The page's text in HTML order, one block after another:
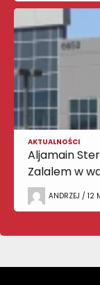
AKTUALNOŚCI
Aljamain
Zalalem w
ANDRZEJ / 12